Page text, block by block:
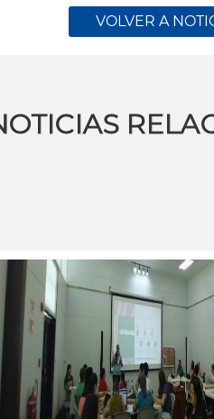
VOLVER A